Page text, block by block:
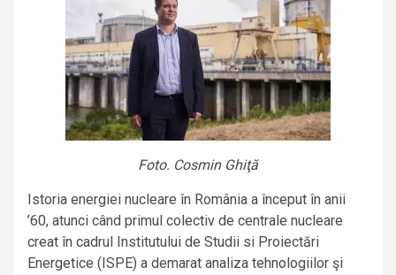
Foto. Cosmin Ghiţă
Istoria energiei nucleare în România a început în anii
’60, atunci când primul colectiv de centrale nucleare
creat în cadrul Institutului de Studii si Proiectări
Energetice (ISPE) a demarat analiza tehnologiilor şi